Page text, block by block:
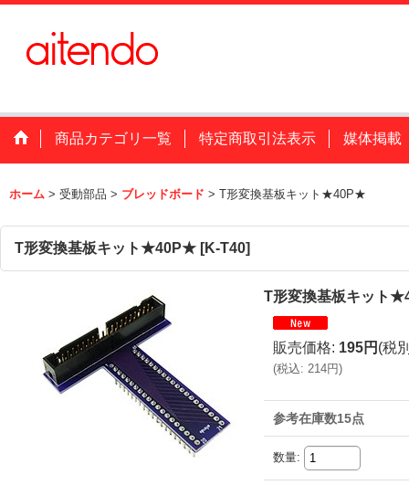
商品カテゴリ一覧 特定商取引法表示 媒体掲載
ホーム > 受動部品 > ブレッドボード > T形変換基板キット★40P★
T形変換基板キット★40P★ [K-T40]
T形変換基板キット
販売価格: 195円 (税
(税込: 214円)
参考在庫数15点
数量: